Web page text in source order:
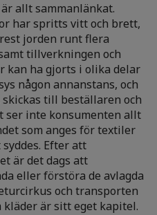
allt sammanlänkat.
har spritts vitt och brett,
jorden runt flera
tillverkningen och
kan ha gjorts i olika delar
någon annanstans, och
skickas till beställaren och
ser inte konsumenten allt
som anges för textiler
Efter att
är det dags att
eller förstöra de avlagda
och transporten
är sitt eget kapitel.